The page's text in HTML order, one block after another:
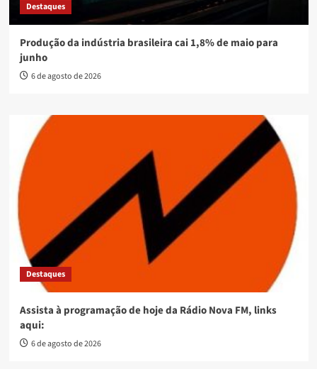
Destaques
Produção da indústria brasileira cai 1,8% de maio para
junho
6 de agosto de 2026
Destaques
Assista à programação de hoje da Rádio Nova FM, links
aqui:
6 de agosto de 2026